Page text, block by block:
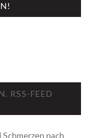
RSS-FEED
nach